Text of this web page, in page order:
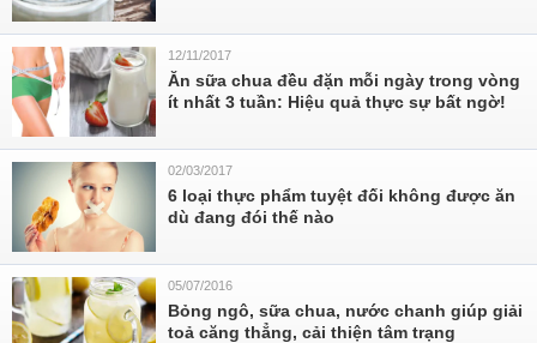
12/11/2017
Ăn sữa chua đều đặn mỗi ngày trong vòng
ít nhất 3 tuần: Hiệu quả thực sự bất ngờ!
02/03/2017
6 loại thực phẩm tuyệt đối không được ăn
dù đang đói thế nào
05/07/2016
Bỏng ngô, sữa chua, nước chanh giúp giải
toả căng thẳng, cải thiện tâm trạng